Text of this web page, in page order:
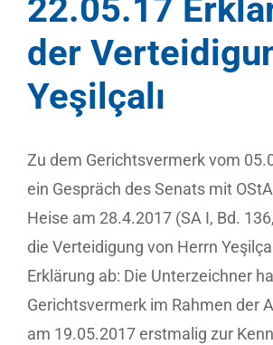
22.05.17
der
Yeşilçalı
Zu dem Gerichtsvermerk vom
ein Gespräch des Senats mit
Heise am 28.4.2017 (SA I, Bd.
die Verteidigung von Herrn
Erklärung ab: Die Unterzeichner
Gerichtsvermerk im Rahmen der
am 19.05.2017 erstmalig zur